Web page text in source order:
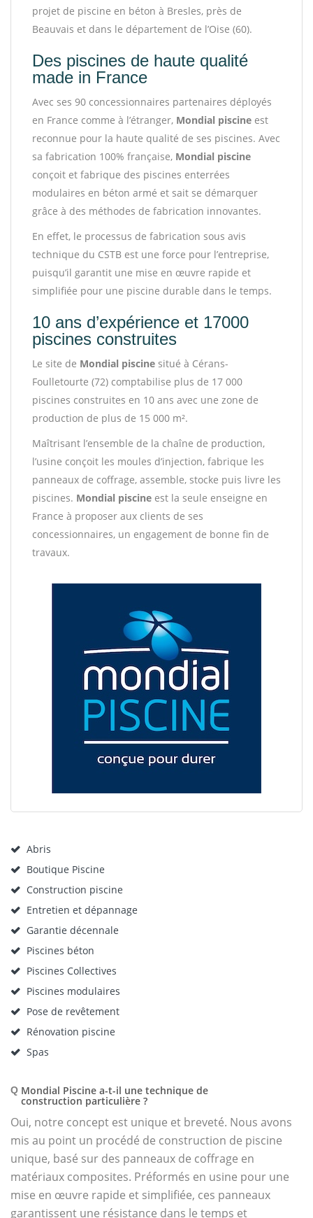
projet de piscine en béton à Bresles, près de
Beauvais et dans le département de l’Oise (60).
Des piscines de haute qualité
made in France
Avec ses 90 concessionnaires partenaires déployés
en France comme à l’étranger, Mondial piscine est
reconnue pour la haute qualité de ses piscines. Avec
sa fabrication 100% française, Mondial piscine
conçoit et fabrique des piscines enterrées
modulaires en béton armé et sait se démarquer
grâce à des méthodes de fabrication innovantes.
En effet, le processus de fabrication sous avis
technique du CSTB est une force pour l’entreprise,
puisqu’il garantit une mise en œuvre rapide et
simplifiée pour une piscine durable dans le temps.
10 ans d’expérience et 17000
piscines construites
Le site de Mondial piscine situé à Cérans-
Foulletourte (72) comptabilise plus de 17 000
piscines construites en 10 ans avec une zone de
production de plus de 15 000 m².
Maîtrisant l’ensemble de la chaîne de production,
l’usine conçoit les moules d’injection, fabrique les
panneaux de coffrage, assemble, stocke puis livre les
piscines. Mondial piscine est la seule enseigne en
France à proposer aux clients de ses
concessionnaires, un engagement de bonne fin de
travaux.
Abris
Boutique Piscine
Construction piscine
Entretien et dépannage
Garantie décennale
Piscines béton
Piscines Collectives
Piscines modulaires
Pose de revêtement
Rénovation piscine
Spas
Q Mondial Piscine a-t-il une technique de
construction particulière ?
Oui, notre concept est unique et breveté. Nous avons
mis au point un procédé de construction de piscine
unique, basé sur des panneaux de coffrage en
matériaux composites. Préformés en usine pour une
mise en œuvre rapide et simplifiée, ces panneaux
garantissent une résistance dans le temps et